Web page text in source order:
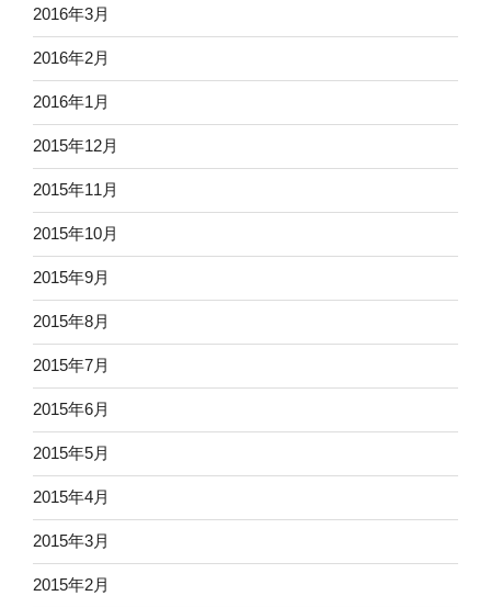
2016年3月
2016年2月
2016年1月
2015年12月
2015年11月
2015年10月
2015年9月
2015年8月
2015年7月
2015年6月
2015年5月
2015年4月
2015年3月
2015年2月